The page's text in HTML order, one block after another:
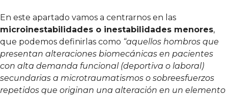
En este apartado vamos a centrarnos en las
microinestabilidades o inestabilidades menores,
que podemos definirlas como “aquellos hombros que
presentan alteraciones biomecánicas en pacientes
con alta demanda funcional (deportiva o laboral)
secundarias a microtraumatismos o sobreesfuerzos
repetidos que originan una alteración en un elemento